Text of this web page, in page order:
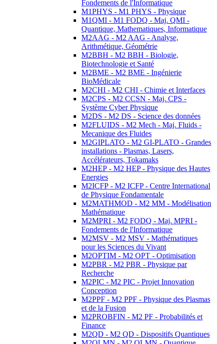
Fondements de l'Informatique
M1PHYS - M1 PHYS - Physique
M1QMI - M1 FODQ - Maj. QMI -
Quantique, Mathematiques, Informatique
M2AAG - M2 AAG - Analyse,
Arithmétique, Géométrie
M2BBH - M2 BBH - Biologie,
Biotechnologie et Santé
M2BME - M2 BME - Ingénierie
BioMédicale
M2CHI - M2 CHI - Chimie et Interfaces
M2CPS - M2 CCSN - Maj. CPS -
Système Cyber Physique
M2DS - M2 DS - Science des données
M2FLUIDS - M2 Mech - Maj. Fluids -
Mecanique des Fluides
M2GIPLATO - M2 GI-PLATO - Grandes
installations - Plasmas, Lasers,
Accélérateurs, Tokamaks
M2HEP - M2 HEP - Physique des Hautes
Energies
M2ICFP - M2 ICFP - Centre International
de Physique Fondamentale
M2MATHMOD - M2 MM - Modélisation
Mathématique
M2MPRI - M2 FODQ - Maj. MPRI -
Fondements de l'Informatique
M2MSV - M2 MSV - Mathématiques
pour les Sciences du Vivant
M2OPTIM - M2 OPT - Optimisation
M2PBR - M2 PBR - Physique par
Recherche
M2PIC - M2 PIC - Projet Innovation
Conception
M2PPF - M2 PPF - Physique des Plasmas
et de la Fusion
M2PROBFIN - M2 PF - Probabilités et
Finance
M2QD - M2 QD - Dispositifs Quantiques